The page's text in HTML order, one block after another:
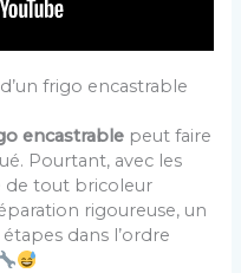
frigo encastrable
encastrable peut faire
Pourtant, avec les
de tout bricoleur
rigoureuse, un
dans l’ordre